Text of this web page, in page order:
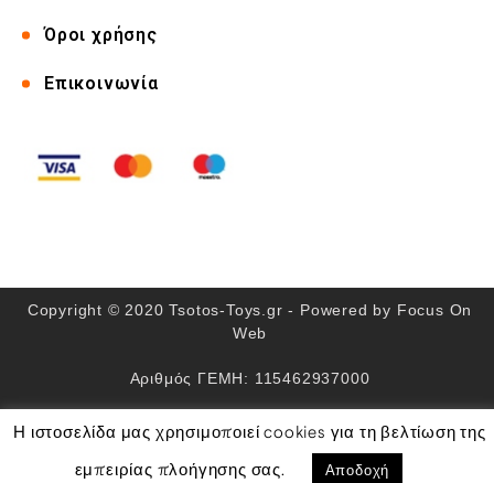
Όροι χρήσης
Επικοινωνία
Copyright © 2020 Tsotos-Toys.gr - Powered by Focus On
Web
Αριθμός ΓΕΜΗ: 115462937000
Η ιστοσελίδα μας χρησιμοποιεί cookies για τη βελτίωση της
εμπειρίας πλοήγησης σας. Αποδοχή